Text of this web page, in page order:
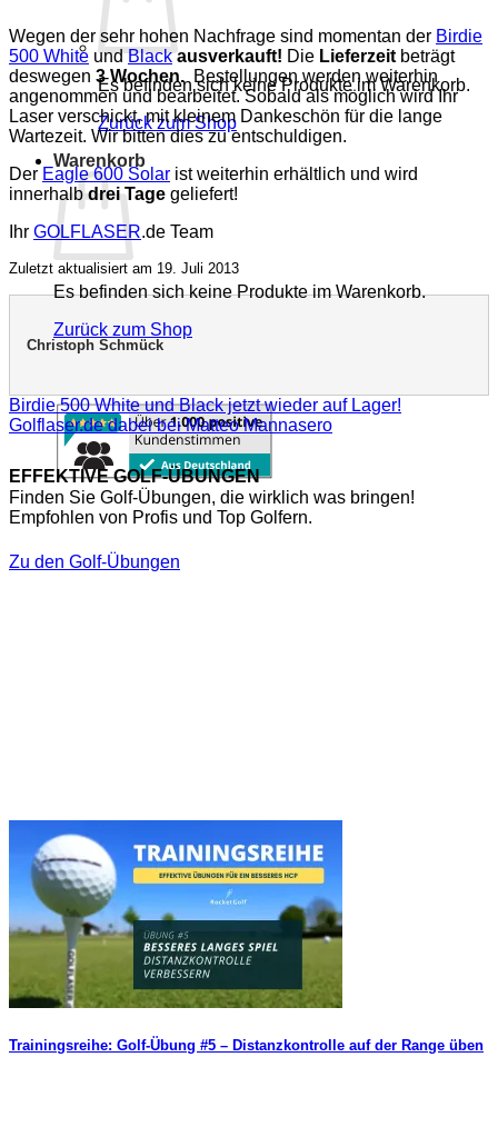
Es befinden sich keine Produkte im Warenkorb.
Zurück zum Shop
Warenkorb
Es befinden sich keine Produkte im Warenkorb.
Zurück zum Shop
Wegen der sehr hohen Nachfrage sind momentan der Birdie
500 White undBlack ausverkauft! Die Lieferzeit beträgt
deswegen 3 Wochen. Bestellungen werden weiterhin
angenommen und bearbeitet. Sobald als möglich wird Ihr
Laser verschickt, mit kleinem Dankeschön für die lange
Wartezeit. Wir bitten dies zu entschuldigen.
Der Eagle 600 Solar ist weiterhin erhältlich und wird
innerhalbdrei Tage geliefert!
Ihr GOLFLASER.de Team
Zuletzt aktualisiert am 19. Juli 2013
Christoph Schmück
Birdie 500 White und Black jetzt wieder auf Lager!
Golflaser.de dabei bei Matteo Mannasero
EFFEKTIVE GOLF-ÜBUNGEN
Finden Sie Golf-Übungen, die wirklich was bringen!
Empfohlen von Profis und Top Golfern.
Zu den Golf-Übungen
Trainingsreihe: Golf-Übung #5 – Distanzkontrolle auf der Range üben